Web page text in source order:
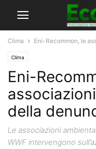
Clima Eni-Recommon, le
Clima
Eni-
della
Le associazioni
WWF intervengono